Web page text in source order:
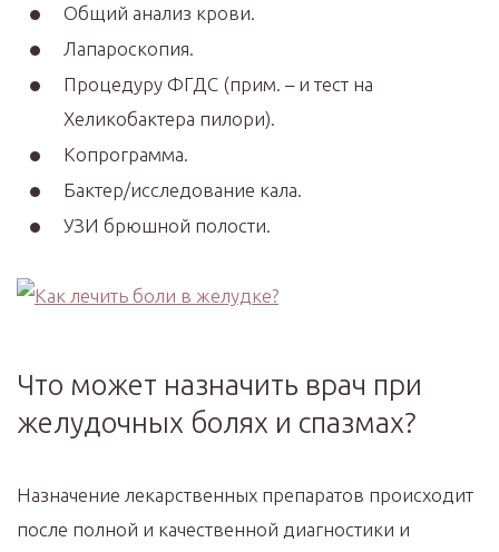
Общий анализ крови.
Лапароскопия.
Процедуру ФГДС (прим. – и тест на
Хеликобактера пилори).
Копрограмма.
Бактер/исследование кала.
УЗИ брюшной полости.
Что может назначить врач при
желудочных болях и спазмах?
Назначение лекарственных препаратов происходит
после полной и качественной диагностики и